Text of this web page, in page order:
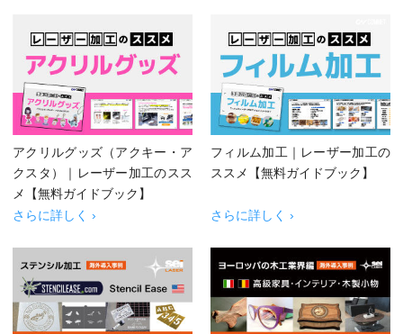
アクリルグッズ（アクキー・ア
クスタ）｜レーザー加工のスス
メ【無料ガイドブック】
さらに詳しく ›
フィルム加工｜レーザー加工の
ススメ【無料ガイドブック】
さらに詳しく ›